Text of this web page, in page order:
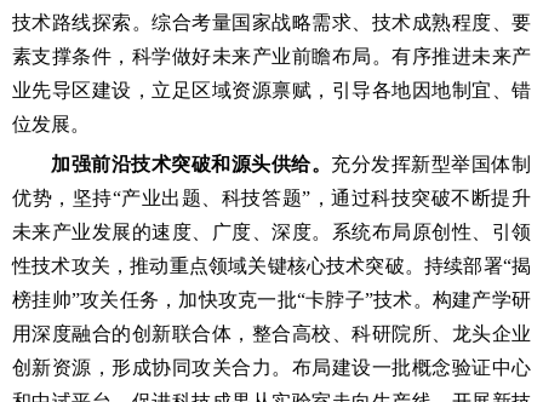
技术路线探索。综合考量国家战略需求、技术成熟程度、要
素支撑条件，科学做好未来产业前瞻布局。有序推进未来产
业先导区建设，立足区域资源禀赋，引导各地因地制宜、错
位发展。
加强前沿技术突破和源头供给。 充分发挥新型举国体制
优势，坚持“产业出题、科技答题”，通过科技突破不断提升
未来产业发展的速度、广度、深度。系统布局原创性、引领
性技术攻关，推动重点领域关键核心技术突破。持续部署“揭
榜挂帅”攻关任务，加快攻克一批“卡脖子”技术。构建产学研
用深度融合的创新联合体，整合高校、科研院所、龙头企业
创新资源，形成协同攻关合力。布局建设一批概念验证中心